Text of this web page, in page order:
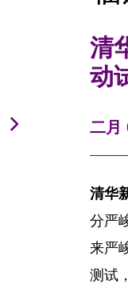
清
动
二月
清华
分严
来严
测试